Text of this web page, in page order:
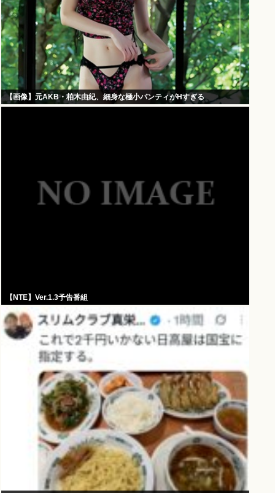
【画像】元AKB・柏木由紀、細身な極小パンティがHすぎる
【NTE】Ver.1.3予告番組